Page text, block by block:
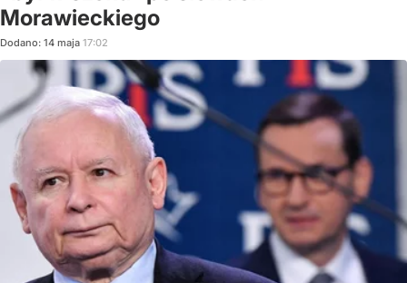
Morawieckiego
Dodano: 14 maja 17:02